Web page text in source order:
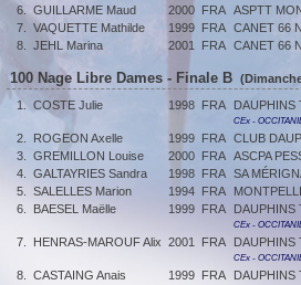
6.
GUILLARME Maud 2000 FRA ASPTT
7.
VAQUETTE Mathilde 1999 FRA CANET 66
8.
JEHL Marina 2001 FRA CANET 66
100 Nage Libre Dames - Finale B
1.
COSTE Julie 1998 FRA DAUPHINS
CEx -
2. ROGEON Axelle 1999 FRA CLUB
3.
GREMILLON Louise 2000 FRA ASCPA
4.
GALTAYRIES Sandra 1998 FRA SA
5.
SALELLES Marion 1994 FRA
6.
BAESEL Maëlle 1999 FRA DAUPHINS
CEx -
7. HENRAS-MAROUF Alix 2001 FRA DAUPHINS
CEx -
8. CASTAING Anais 1999 FRA DAUPHINS